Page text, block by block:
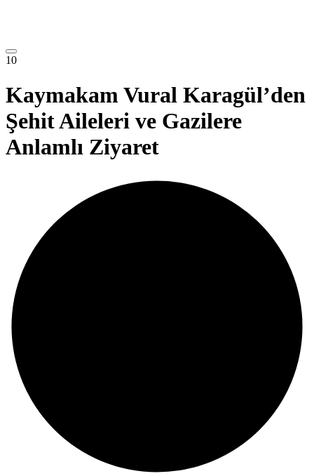
10
Kaymakam Vural Karagül’den
Şehit Aileleri ve Gazilere
Anlamlı Ziyaret